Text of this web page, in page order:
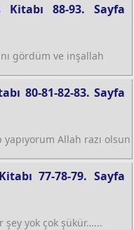
88-93. Sayfa
gördüm ve inşallah
80-81-82-83. Sayfa
Allah razı olsun
77-78-79. Sayfa
yok çok şükür…...